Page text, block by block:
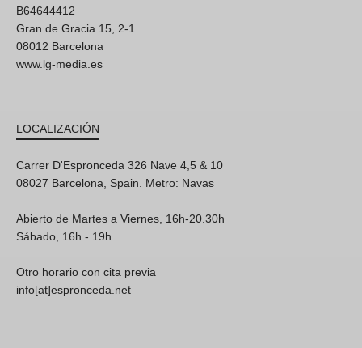
B64644412
Gran de Gracia 15, 2-1
08012 Barcelona
www.lg-media.es
LOCALIZACIÓN
Carrer D'Espronceda 326 Nave 4,5 & 10
08027 Barcelona, Spain. Metro: Navas
Abierto de Martes a Viernes, 16h-20.30h
Sábado, 16h - 19h
Otro horario con cita previa
info[at]espronceda.net